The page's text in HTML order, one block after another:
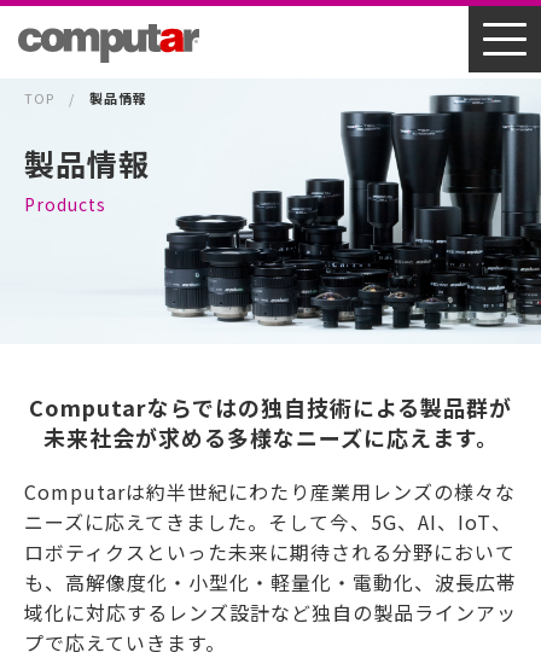
TOP 製品情報
製品情報
Products
Computarならではの独自技術による製品群が
未来社会が求める多様なニーズに応えます。
Computarは約半世紀にわたり産業用レンズの様々な
ニーズに応えてきました。そして今、5G、AI、IoT、
ロボティクスといった未来に期待される分野において
も、高解像度化・小型化・軽量化・電動化、波長広帯
域化に対応するレンズ設計など独自の製品ラインアッ
プで応えていきます。